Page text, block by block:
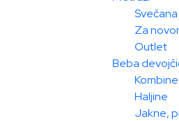
Za
Outlet
Beba
Haljine
Jakne,